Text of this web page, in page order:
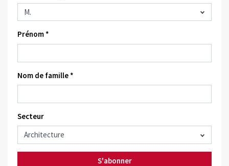
Prénom *
Nom de famille *
Secteur
S'abonner